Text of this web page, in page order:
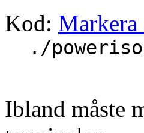
Kod:
./poweriso
Ibland måste